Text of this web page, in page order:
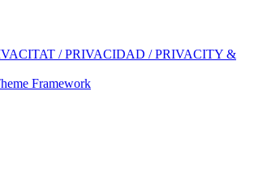
/ PRIVACIDAD / PRIVACITY &
Framework